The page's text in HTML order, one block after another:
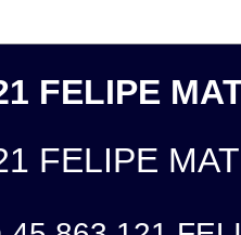
FELIPE
FELIPE